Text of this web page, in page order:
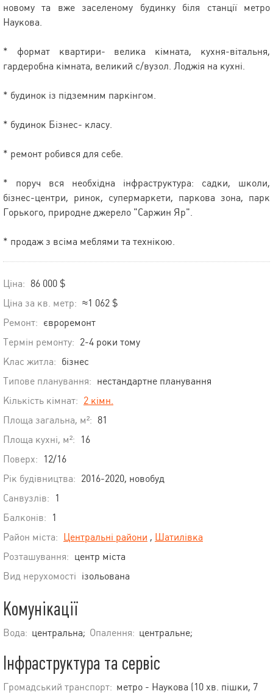
новому та вже заселеному будинку біля станції метро
Наукова.
* формат квартири- велика кімната, кухня-вітальня,
гардеробна кімната, великий с/вузол. Лоджія на кухні.
* будинок із підземним паркінгом.
* будинок Бізнес- класу.
* ремонт робився для себе.
* поруч вся необхідна інфраструктура: садки, школи,
бізнес-центри, ринок, супермаркети, паркова зона, парк
Горького, природне джерело "Саржин Яр".
* продаж з всіма меблями та технікою.
Ціна: 86 000 $
Ціна за кв. метр: ≈1 062 $
Ремонт: євроремонт
Термін ремонту: 2-4 роки тому
Клас житла: бізнес
Типове планування: нестандартне планування
Кількість кімнат: 2 кімн.
Площа загальна, м²: 81
Площа кухні, м²:
16
Поверх:
12/16
Рік будівництва: 2016-2020, новобуд
Санвузлів:
1
Балконів:
1
Район міста: Центральні райони , Шатилівка
Розташування: центр міста
Вид нерухомості ізольована
Комунікації
Вода: центральна; Опалення: центральне;
Інфраструктура та сервіс
Громадський транспорт: метро - Наукова (10 хв. пішки, 7